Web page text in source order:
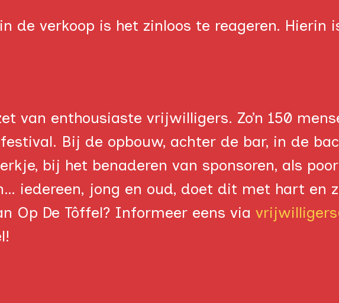
SPONSORS
de verkoop is het zinloos te reageren. Hierin
van enthousiaste vrijwilligers. Zo’n 150
Bij de opbouw, achter de bar, in de
bij het benaderen van sponsoren, als
iedereen, jong en oud, doet dit met hart en
Op De Tôffel? Informeer eens via